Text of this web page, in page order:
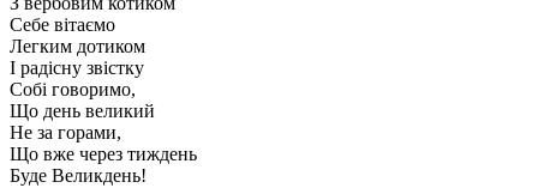
Себе вітаємо
Легким дотиком
І радісну звістку
Собі говоримо,
Що день великий
Не за горами,
Що вже через тиждень
Буде Великдень!